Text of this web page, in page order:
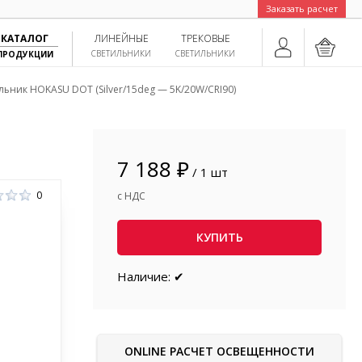
Заказать расчет
ТРЕКОВЫЕ
СВЕТИЛЬНИКИ
ЛИНЕЙНЫЕ
СВЕТИЛЬНИКИ
КАТАЛОГ
HOKASU DOT (Silver/15deg — 5K/20W/CRI90)
0
7 188 ₽ / 1 шт
с НДС
КУПИТЬ
Наличие: ✔
ONLINE РАСЧЕТ ОСВЕЩЕННОСТИ